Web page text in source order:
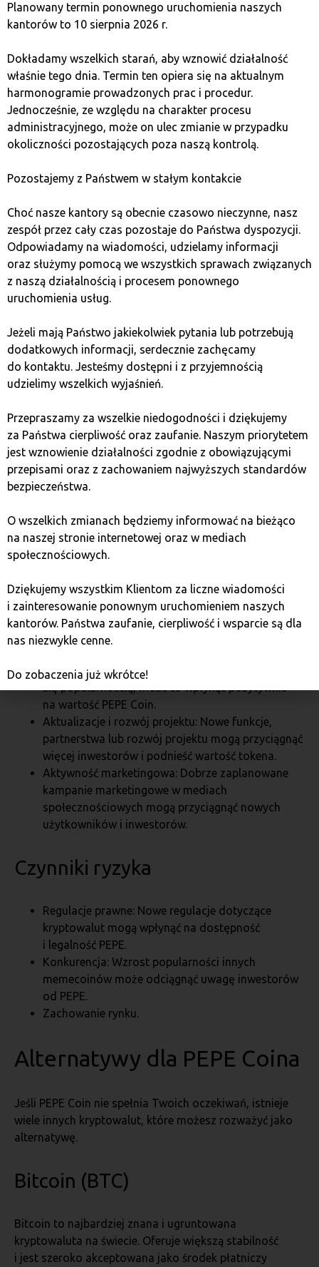
Krok 3: Zakup Ethereum lub BNB
Ze względu na to, że PEPE jest tokenem opartym
na Ethereum lub Binance Smart Chain, będziesz
potrzebować ETH lub BNB, aby przeprowadzić
transakcję na odpowiedniej platformie.
ETH/PEPE i dokonaj transakcji.
Na PancakeSwap: Połącz swój portfel, wybierz
parę BNB/PEPE i zrealizuj wymianę.
Krok 5: Bezpieczne
przechowywanie tokenów
Po zakupie PEPE Coin upewnij się, że Twoje tokeny
są przechowywane w bezpiecznym portfelu. Warto
dodatkowego poziomu ochrony.
Analiza potencjału
inwestycyjnego PEPE Coin
Zanim zainteresujesz się poważnie kryptowalutą PEPE,
warto zrozumieć czynniki, które mogą wpłynąć na jego
Czynniki pozytywne
memecoiny, takie jak Dogecoin, nadal będą cieszyć
się popularnością, może to wpłynąć pozytywnie
na wartość PEPE Coin.
Aktualizacje i rozwój projektu: Nowe funkcje,
partnerstwa lub rozwój projektu mogą przyciągnąć
więcej inwestorów i podnieść wartość tokena.
Aktywność marketingowa: Dobrze zaplanowane
kampanie marketingowe w mediach
społecznościowych mogą przyciągnąć nowych
użytkowników i inwestorów.
Czynniki ryzyka
Regulacje prawne: Nowe regulacje dotyczące
kryptowalut mogą wpłynąć na dostępność
i legalność PEPE.
Konkurencja: Wzrost popularności innych
memecoinów może odciągnąć uwagę inwestorów
od PEPE.
Zachowanie rynku.
Alternatywy dla PEPE Coina
Jeśli PEPE Coin nie spełnia Twoich oczekiwań, istnieje
wiele innych kryptowalut, które możesz rozważyć jako
alternatywę.
Bitcoin (BTC)
Bitcoin to najbardziej znana i ugruntowana
kryptowaluta na świecie. Oferuje większą stabilność
i jest szeroko akceptowana jako środek płatniczy
Planowany termin ponownego uruchomienia naszych
kantorów to 10 sierpnia 2026 r.
Dokładamy wszelkich starań, aby wznowić działalność
właśnie tego dnia. Termin ten opiera się na aktualnym
harmonogramie prowadzonych prac i procedur.
Jednocześnie, ze względu na charakter procesu
administracyjnego, może on ulec zmianie w przypadku
okoliczności pozostających poza naszą kontrolą.
Pozostajemy z Państwem w stałym kontakcie
Choć nasze kantory są obecnie czasowo nieczynne, nasz
zespół przez cały czas pozostaje do Państwa dyspozycji.
Odpowiadamy na wiadomości, udzielamy informacji
oraz służymy pomocą we wszystkich sprawach związanych
z naszą działalnością i procesem ponownego
uruchomienia usług.
Jeżeli mają Państwo jakiekolwiek pytania lub potrzebują
dodatkowych informacji, serdecznie zachęcamy
do kontaktu. Jesteśmy dostępni i z przyjemnością
udzielimy wszelkich wyjaśnień.
Przepraszamy za wszelkie niedogodności i dziękujemy
za Państwa cierpliwość oraz zaufanie. Naszym priorytetem
jest wznowienie działalności zgodnie z obowiązującymi
przepisami oraz z zachowaniem najwyższych standardów
bezpieczeństwa.
O wszelkich zmianach będziemy informować na bieżąco
na naszej stronie internetowej oraz w mediach
społecznościowych.
Dziękujemy wszystkim Klientom za liczne wiadomości
i zainteresowanie ponownym uruchomieniem naszych
kantorów. Państwa zaufanie, cierpliwość i wsparcie są dla
nas niezwykle cenne.
Do zobaczenia już wkrótce!